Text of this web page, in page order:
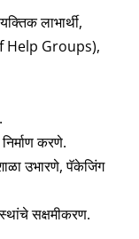
लाभार्थी,
Help Groups),
करणे.
उभारणे, पॅकेजिंग
सक्षमीकरण.